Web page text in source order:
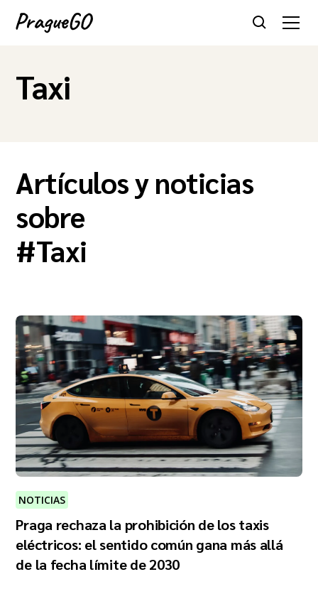
Taxi
Artículos y noticias
sobre
#Taxi
NOTICIAS
Praga rechaza la prohibición de los taxis
eléctricos: el sentido común gana más allá
de la fecha límite de 2030